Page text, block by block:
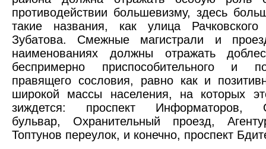
противодействии большевизму, здесь
такие названия, как улица
Зубатова. Смежные магистрали и
наименованиях должны отражать
беспримерно приспособительного и
правящего сословия, равно как и
широкой массы населения, на которых
зиждется: проспект Информаторов,
бульвар, Охранительный проезд,
Топтунов переулок, и конечно, проспект